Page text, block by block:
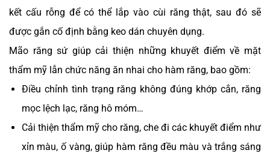
kết cấu rỗng để có thể lắp vào cùi răng thật, sau đó sẽ
được gắn cố định bằng keo dán chuyên dụng.
Mão răng sứ giúp cải thiện những khuyết điểm về mặt
thẩm mỹ lẫn chức năng ăn nhai cho hàm răng, bao gồm:
Điều chỉnh tình trạng răng không đúng khớp cắn, răng
mọc lệch lạc, răng hô móm…
Cải thiện thẩm mỹ cho răng, che đi các khuyết điểm như
xỉn màu, ố vàng, giúp hàm răng đều màu và trắng sáng